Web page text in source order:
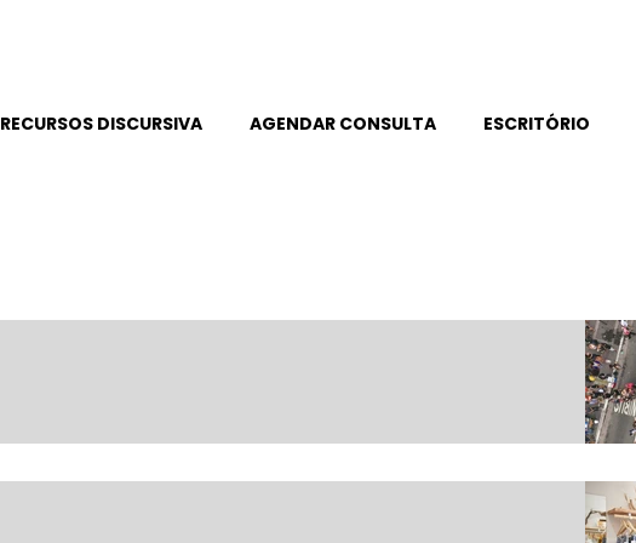
RECURSOS DISCURSIVA AGENDAR CONSULTA ESCRITÓRIO